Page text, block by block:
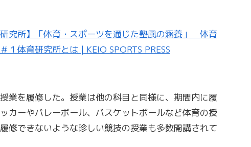
究所】「体育・スポーツを通じた塾風の涵養」 体育
体育研究所とは | KEIO SPORTS PRESS
を履修した。授業は他の科目と同様に、期間内に履
カーやバレーボール、バスケットボールなど体育の授
修できないような珍しい競技の授業も多数開講されて